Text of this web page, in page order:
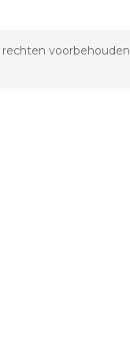
rechten voorbehouden